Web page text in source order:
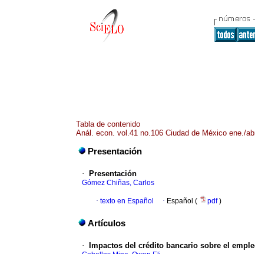
Tabla de contenido
Anál. econ. vol.41 no.106 Ciudad de México ene./
Presentación
· Presentación
Gómez Chiñas, Carlos
· texto en Español · Español ( pdf)
Artículos
· Impactos del crédito bancario sobre el